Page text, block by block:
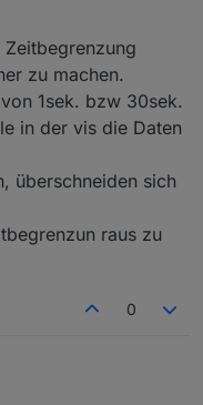
SMA-EM gelauscht
vorhandenen). Diese
mal wieder
mit allen
Fehler ergaben -
Alpha Stand und Ihr
nicht auf
Feedback erfreut -
Auswahlfunktion auf
euren Erwartungen
zu machen.
1sek. bzw 30sek.
in der vis die Daten
überschneiden sich
raus zu
0